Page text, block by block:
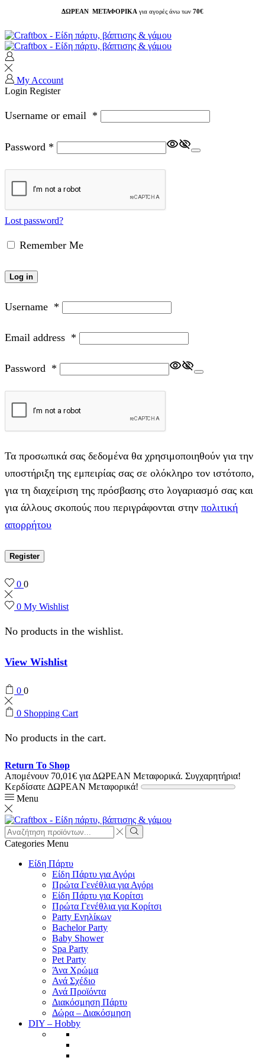
ΔΩΡΕΑΝ ΜΕΤΑΦΟΡΙΚΑ για αγορές άνω των 70€
My Account
Login Register
Username or email *
Password *
Lost password?
Remember Me
Log in
Username *
Email address *
Password *
Τα προσωπικά σας δεδομένα θα χρησιμοποιηθούν για την
υποστήριξη της εμπειρίας σας σε ολόκληρο τον ιστότοπο,
για τη διαχείριση της πρόσβασης στο λογαριασμό σας και
για άλλους σκοπούς που περιγράφονται στην πολιτική
απορρήτου
Register
0 0
0 My Wishlist
No products in the wishlist.
View Wishlist
0 0
0 Shopping Cart
No products in the cart.
Return To Shop
Απομένουν 70,01€ για ΔΩΡΕΑΝ Μεταφορικά. Συγχαρητήρια!
Κερδίσατε ΔΩΡΕΑΝ Μεταφορικά!
Menu
Search
input
Search
Categories Menu
Είδη Πάρτυ
Είδη Πάρτυ για Αγόρι
Πρώτα Γενέθλια για Αγόρι
Είδη Πάρτυ για Κορίτσι
Πρώτα Γενέθλια για Κορίτσι
Party Ενηλίκων
Bachelor Party
Baby Shower
Spa Party
Pet Party
Άνα Χρώμα
Ανά Σχέδιο
Ανά Προϊόντα
Διακόσμηση Πάρτυ
Δώρα – Διακόσμηση
DIY – Hobby